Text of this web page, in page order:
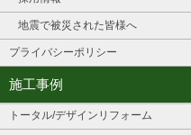
地震で被災された皆様へ
プライバシーポリシー
施工事例
トータル/デザインリフォーム